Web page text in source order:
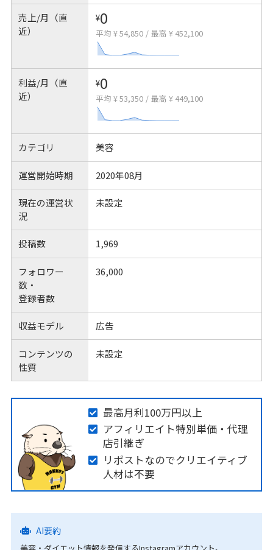
売上/月（直
近）
¥0
平均 ¥ 54,850 / 最高 ¥ 452,100
利益/月（直
近）
¥0
平均 ¥ 53,350 / 最高 ¥ 449,100
カテゴリ 美容
運営開始時期 2020年08月
現在の運営状
況
未設定
投稿数 1,969
フォロワー
数・
登録者数
36,000
収益モデル 広告
コンテンツの
性質
未設定
最高月利100万円以上
アフィリエイト特別単価・代理
店引継ぎ
リポストなのでクリエイティブ
人材は不要
AI要約